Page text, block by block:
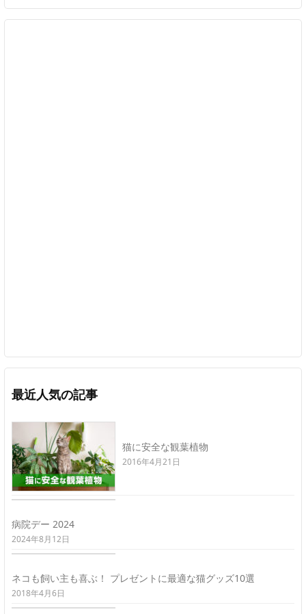
最近人気の記事
猫に安全な観葉植物
2016年4月21日
病院デー 2024
2024年8月12日
ネコも飼い主も喜ぶ！ プレゼントに最適な猫グッズ10選
2018年4月6日